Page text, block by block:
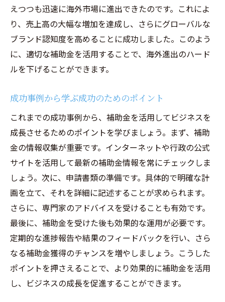
えつつも迅速に海外市場に進出できたのです。これによ
り、売上高の大幅な増加を達成し、さらにグローバルな
ブランド認知度を高めることに成功しました。このよう
に、適切な補助金を活用することで、海外進出のハード
ルを下げることができます。
成功事例から学ぶ成功のためのポイント
これまでの成功事例から、補助金を活用してビジネスを
成長させるためのポイントを学びましょう。まず、補助
金の情報収集が重要です。インターネットや行政の公式
サイトを活用して最新の補助金情報を常にチェックしま
しょう。次に、申請書類の準備です。具体的で明確な計
画を立て、それを詳細に記述することが求められます。
さらに、専門家のアドバイスを受けることも有効です。
最後に、補助金を受けた後も効果的な運用が必要です。
定期的な進捗報告や結果のフィードバックを行い、さら
なる補助金獲得のチャンスを増やしましょう。こうした
ポイントを押さえることで、より効果的に補助金を活用
し、ビジネスの成長を促進することができます。